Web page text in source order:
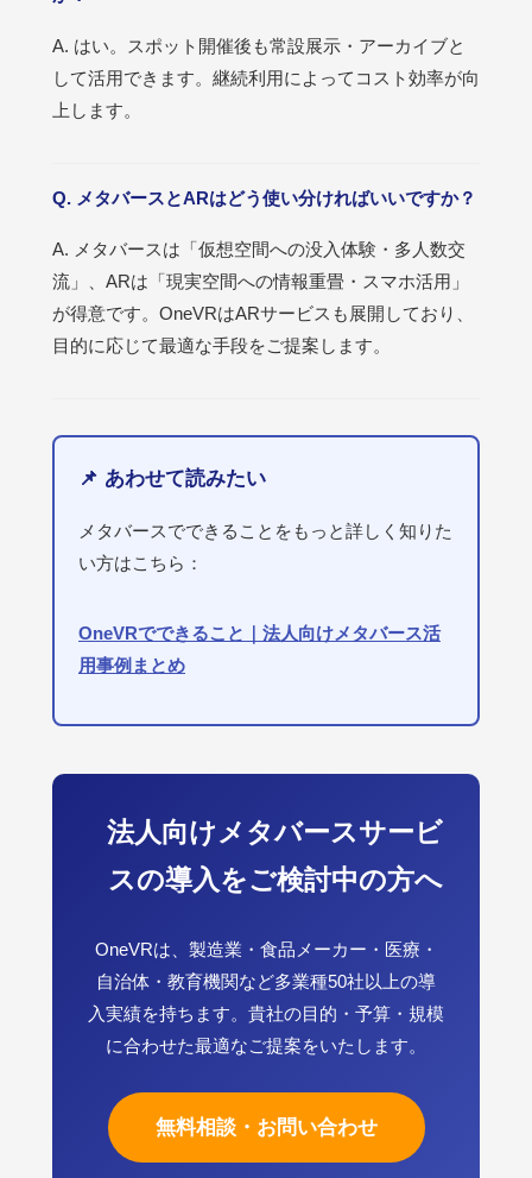
A. はい。スポット開催後も常設展示・アーカイブと
して活用できます。継続利用によってコスト効率が向
上します。
Q. メタバースとARはどう使い分ければいいですか？
A. メタバースは「仮想空間への没入体験・多人数交
流」、ARは「現実空間への情報重畳・スマホ活用」
が得意です。OneVRはARサービスも展開しており、
目的に応じて最適な手段をご提案します。
📌 あわせて読みたい
メタバースでできることをもっと詳しく知りた
い方はこちら：
OneVRでできること｜法人向けメタバース活
用事例まとめ
法人向けメタバースサービ
スの導入をご検討中の方へ
OneVRは、製造業・食品メーカー・医療・
自治体・教育機関など多業種50社以上の導
入実績を持ちます。貴社の目的・予算・規模
に合わせた最適なご提案をいたします。
無料相談・お問い合わせ